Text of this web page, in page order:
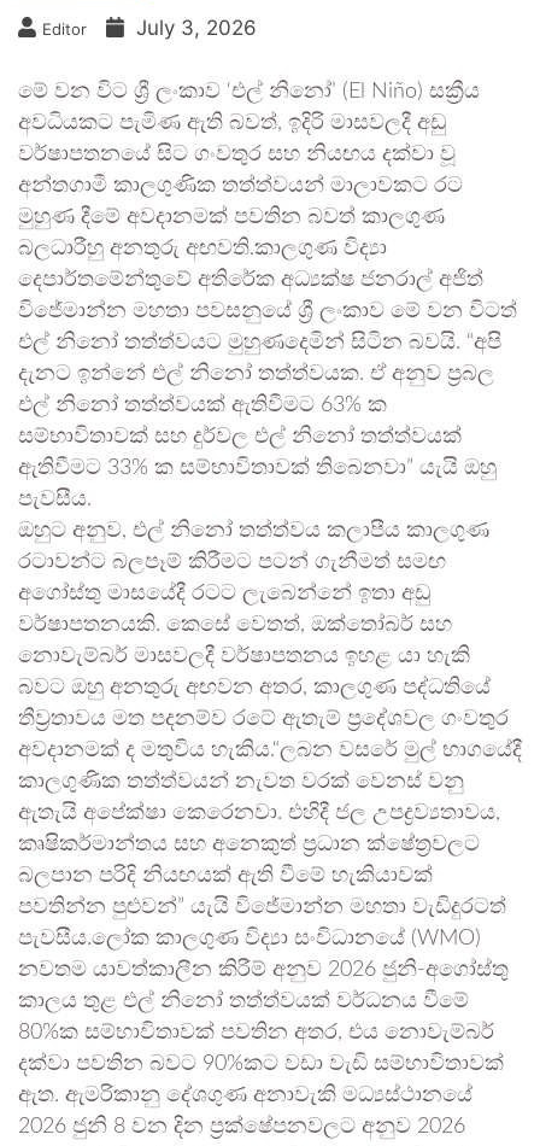
Editor July 3, 2026
මේ වන විට ශ්‍රී ලංකාව ‘එල් නිනෝ’ (El Niño) සක්‍රීය
අවධියකට පැමිණ ඇති බවත්, ඉදිරි මාසවලදී අඩු
වර්ෂාපතනයේ සිට ගංවතුර සහ නියඟය දක්වා වූ
අන්තගාමී කාලගුණික තත්ත්වයන් මාලාවකට රට
මුහුණ දීමේ අවදානමක් පවතින බවත් කාලගුණ
බලධාරීහු අනතුරු අඟවති.කාලගුණ විද්‍යා
දෙපාර්තමේන්තුවේ අතිරේක අධ්‍යක්ෂ ජනරාල් අජිත්
විජේමාන්න මහතා පවසනුයේ ශ්‍රී ලංකාව මේ වන විටත්
එල් නිනෝ තත්ත්වයට මුහුණදෙමින් සිටින බවයි. “අපි
දැනට ඉන්නේ එල් නිනෝ තත්ත්වයක. ඒ අනුව ප්‍රබල
එල් නිනෝ තත්ත්වයක් ඇතිවීමට 63% ක
සම්භාවිතාවක් සහ දුර්වල එල් නිනෝ තත්ත්වයක්
ඇතිවීමට 33% ක සම්භාවිතාවක් තිබෙනවා” යැයි ඔහු
පැවසීය.
ඔහුට අනුව, එල් නිනෝ තත්ත්වය කලාපීය කාලගුණ
රටාවන්ට බලපෑම් කිරීමට පටන් ගැනීමත් සමඟ
අගෝස්තු මාසයේදී රටට ලැබෙන්නේ ඉතා අඩු
වර්ෂාපතනයකි. කෙසේ වෙතත්, ඔක්තෝබර් සහ
නොවැම්බර් මාසවලදී වර්ෂාපතනය ඉහළ යා හැකි
බවට ඔහු අනතුරු අඟවන අතර, කාලගුණ පද්ධතියේ
තීව්‍රතාවය මත පදනම්ව රටේ ඇතැම් ප්‍රදේශවල ගංවතුර
අවදානමක් ද මතුවිය හැකිය.“ලබන වසරේ මුල් භාගයේදී
කාලගුණික තත්ත්වයන් නැවත වරක් වෙනස් වනු
ඇතැයි අපේක්ෂා කෙරෙනවා. එහිදී ජල උපද්‍රව්‍යතාවය,
කෘෂිකර්මාන්තය සහ අනෙකුත් ප්‍රධාන ක්ෂේත්‍රවලට
බලපාන පරිදි නියඟයක් ඇති වීමේ හැකියාවක්
පවතින්න පුළුවන්” යැයි විජේමාන්න මහතා වැඩිදුරටත්
පැවසීය.ලෝක කාලගුණ විද්‍යා සංවිධානයේ (WMO)
නවතම යාවත්කාලීන කිරීම් අනුව 2026 ජුනි-අගෝස්තු
කාලය තුළ එල් නිනෝ තත්ත්වයක් වර්ධනය වීමේ
80%ක සම්භාවිතාවක් පවතින අතර, එය නොවැම්බර්
දක්වා පවතින බවට 90%කට වඩා වැඩි සම්භාවිතාවක්
ඇත. ඇමරිකානු දේශගුණ අනාවැකි මධ්‍යස්ථානයේ
2026 ජුනි 8 වන දින ප්‍රක්ෂේපනවලට අනුව 2026